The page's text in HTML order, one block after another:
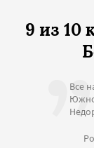
9 из 10
Все